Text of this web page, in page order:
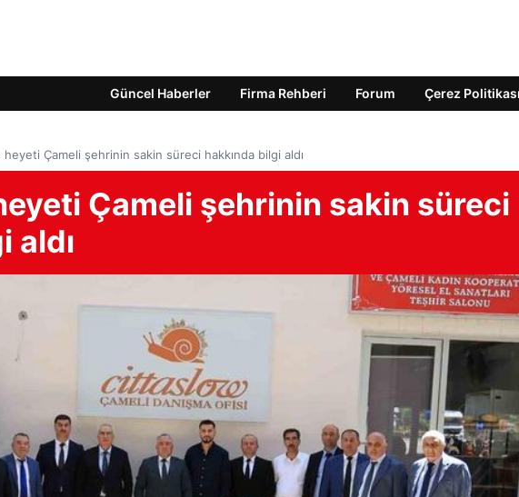
Güncel Haberler Firma Rehberi Forum Çerez Politikası
heyeti Çameli şehrinin sakin süreci hakkında bilgi aldı
Çameli şehrinin sakin süreci
aldı